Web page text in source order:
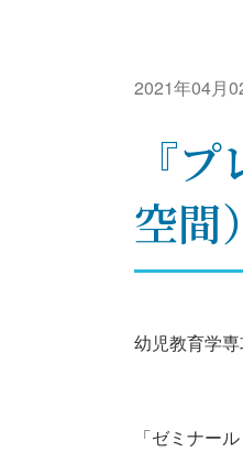
2021年04月
『
空間
幼児教育学
「ゼミナー